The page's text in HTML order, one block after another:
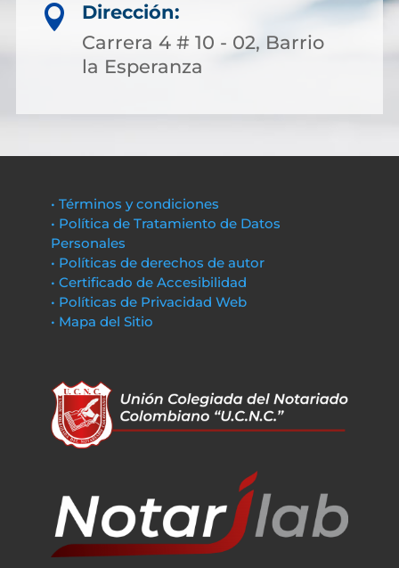

Dirección:
Carrera 4 # 10 - 02, Barrio
la Esperanza
• Términos y condiciones
• Política de Tratamiento de Datos
Personales
• Políticas de derechos de autor
• Certificado de Accesibilidad
• Políticas de Privacidad Web
• Mapa del Sitio